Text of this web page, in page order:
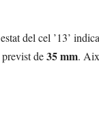
del cel ’13’
de35 mm.